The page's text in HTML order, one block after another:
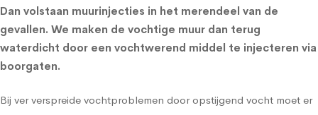
Dan volstaan muurinjecties in het merendeel van de
gevallen. We maken de vochtige muur dan terug
waterdicht door een vochtwerend middel te injecteren via
boorgaten.
Bij ver verspreide vochtproblemen door opstijgend vocht moet er